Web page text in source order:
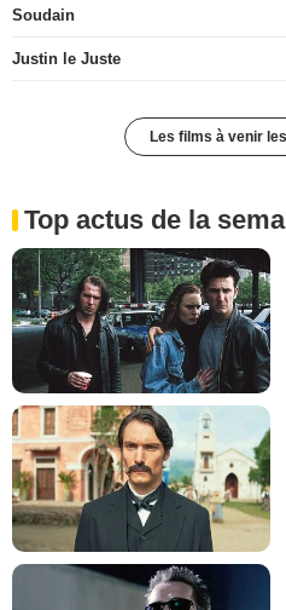
Soudain
Justin le Juste
Les films à venir
Top actus de la